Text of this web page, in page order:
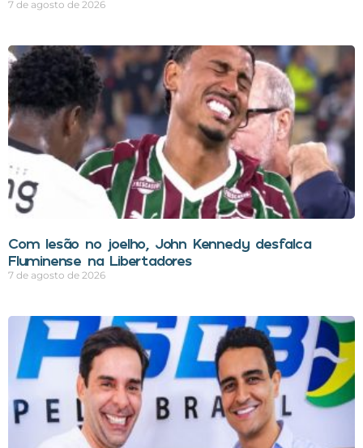
7 de agosto de 2026
Com lesão no joelho, John Kennedy desfalca
Fluminense na Libertadores
7 de agosto de 2026